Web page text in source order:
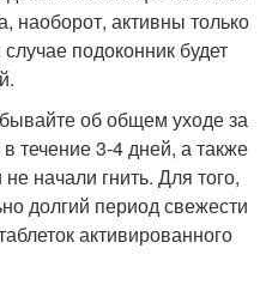
наоборот, активны только
подоконник будет
об общем уходе за
течение 3-4 дней, а также
начали гнить. Для того,
долгий период свежести
активированного